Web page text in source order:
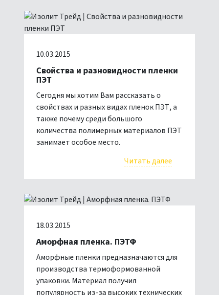
10.03.2015
Свойства и разновидности пленки
ПЭТ
Сегодня мы хотим Вам рассказать о
свойствах и разных видах пленок ПЭТ, а
также почему среди большого
количества полимерных материалов ПЭТ
занимает особое место.
Читать далее
18.03.2015
Аморфная пленка. ПЭТФ
Аморфные пленки предназначаются для
производства термоформованной
упаковки. Материал получил
популярность из-за высоких технических